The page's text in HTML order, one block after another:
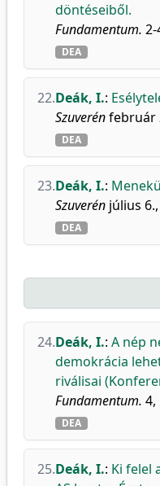
döntéseiből.
Fundamentum. 2-
DEA
22.Deák, I.:
Szuverénfebruár
DEA
23.Deák, I.:
Szuverén július
DEA
24.Deák, I.: A nép
demokrácia
riválisai
Fundamentum. 4,
DEA
25.Deák, I.: Ki felel